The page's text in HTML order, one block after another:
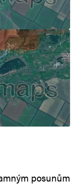
posunům